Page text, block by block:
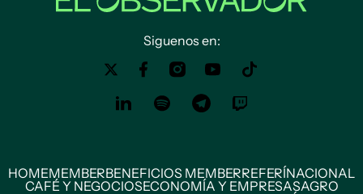
Siguenos en:
HOMEMEMBERBENEFICIOS MEMBERREFERÍNACIONAL
CAFÉ Y NEGOCIOSECONOMÍA Y EMPRESASAGRO